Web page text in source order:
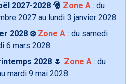
2027-2028 🎅 Zone A : du
2027 au lundi 3 janvier 2028
2028 ❄️ Zone A : du samedi
6 mars 2028
2028 🌷 Zone A : du
mardi 9 mai 2028